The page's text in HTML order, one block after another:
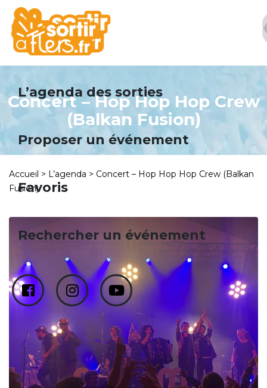
L’agenda des sorties
Proposer un événement
Favoris
Rechercher un événement
Concert – Hop Hop Hop Crew
(Balkan Fusion)
Accueil > L’agenda > Concert – Hop Hop Hop Crew (Balkan
Fusion)
Panneau de gestion des cookies